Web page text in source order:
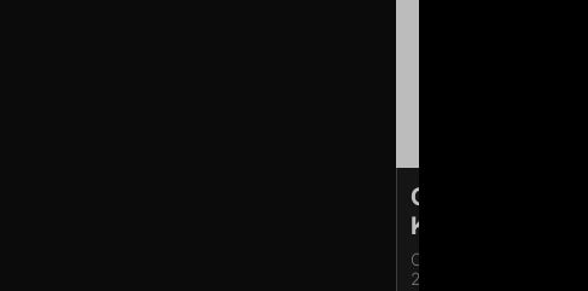
Caixa de Seda
King Size
Caixa de Seda aLeda
20 livretos. Saiba